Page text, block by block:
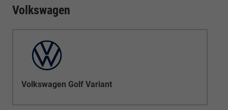
Volkswagen
Volkswagen Golf Variant